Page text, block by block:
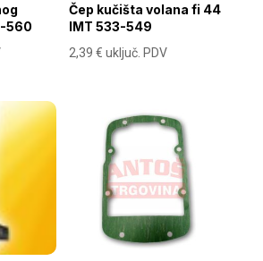
560
Čep kučišta volana fi 44
IMT 533-549
2,39€ uključ. PDV